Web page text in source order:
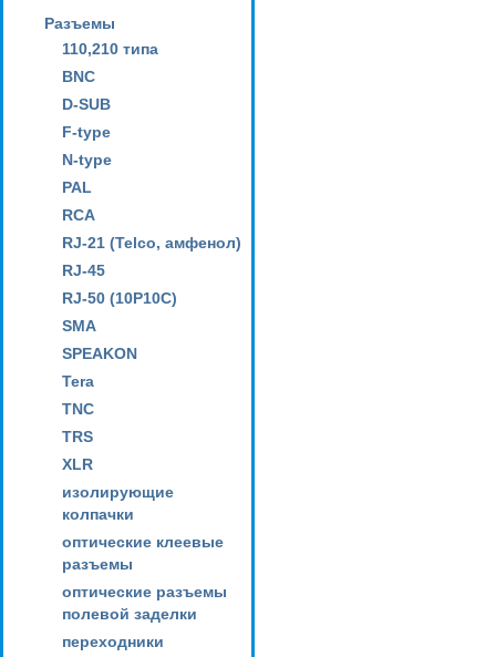
Разъемы
110,210 типа
BNC
D-SUB
F-type
N-type
PAL
RCA
RJ-21 (Telco, амфенол)
RJ-45
RJ-50 (10P10C)
SMA
SPEAKON
Tera
TNC
TRS
XLR
изолирующие
колпачки
оптические клеевые
разъемы
оптические разъемы
полевой заделки
переходники